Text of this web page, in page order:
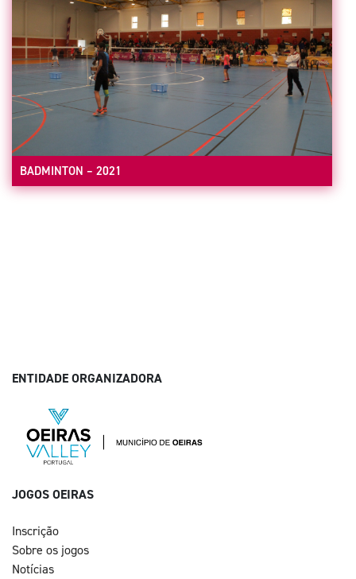
BADMINTON – 2021
ENTIDADE ORGANIZADORA
JOGOS OEIRAS
Inscrição
Sobre os jogos
Notícias